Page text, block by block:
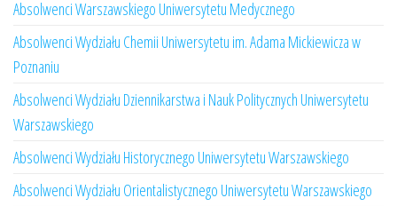
Absolwenci Warszawskiego Uniwersytetu Medycznego
Absolwenci Wydziału Chemii Uniwersytetu im. Adama Mickiewicza w
Poznaniu
Absolwenci Wydziału Dziennikarstwa i Nauk Politycznych Uniwersytetu
Warszawskiego
Absolwenci Wydziału Historycznego Uniwersytetu Warszawskiego
Absolwenci Wydziału Orientalistycznego Uniwersytetu Warszawskiego